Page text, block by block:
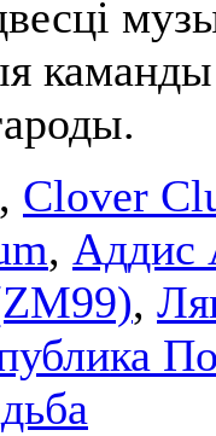
каманды
, Clover
, Аддис
,